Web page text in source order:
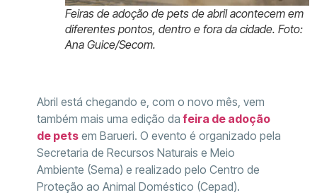
Feiras de adoção de pets de abril acontecem em
diferentes pontos, dentro e fora da cidade. Foto:
Ana Guice/Secom.
Abril está chegando e, com o novo mês, vem
também mais uma edição da feira de adoção
de pets em Barueri. O evento é organizado pela
Secretaria de Recursos Naturais e Meio
Ambiente (Sema) e realizado pelo Centro de
Proteção ao Animal Doméstico (Cepad).